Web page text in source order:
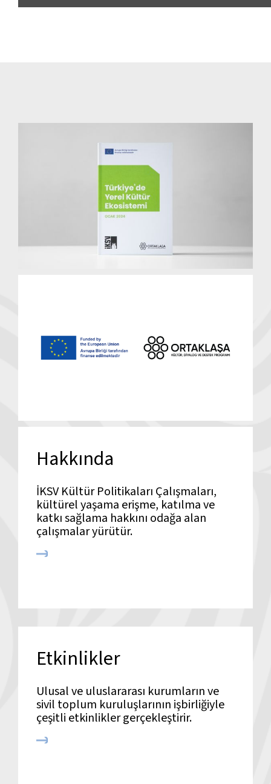
Hakkında
İKSV Kültür Politikaları Çalışmaları,
kültürel yaşama erişme, katılma ve
katkı sağlama hakkını odağa alan
çalışmalar yürütür.
Etkinlikler
Ulusal ve uluslararası kurumların ve
sivil toplum kuruluşlarının işbirliğiyle
çeşitli etkinlikler gerçekleştirir.